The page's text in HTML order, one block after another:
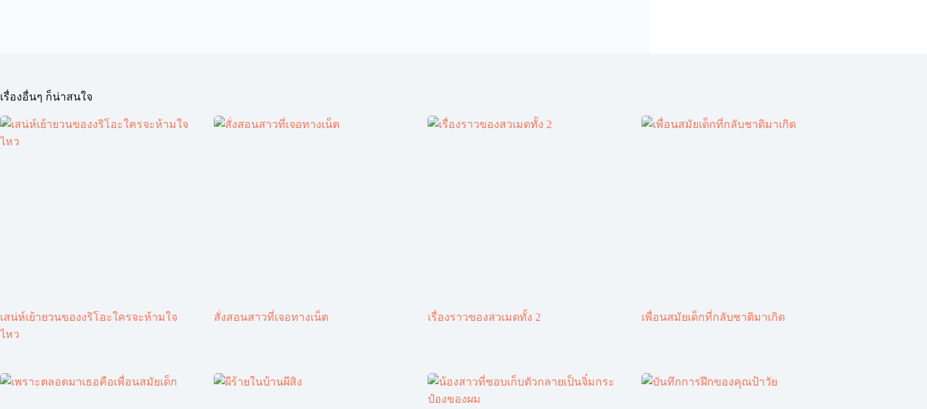
เรื่องอื่นๆ ก็น่าสนใจ
เสน่ห์เย้ายวนของงริโอะใครจะห้ามใจ
ไหว
สั่งสอนสาวที่เจอทางเน็ต เรื่องราวของสวเมดทั้ง 2 เพื่อนสมัยเด็กที่กลับชาติมาเกิด